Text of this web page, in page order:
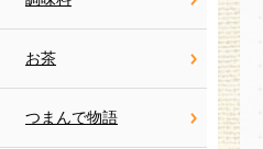
お茶
つまんで物語